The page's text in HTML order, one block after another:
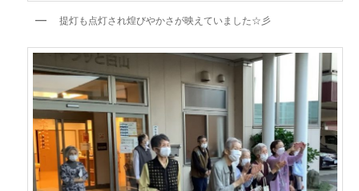
提灯も点灯され煌びやかさが映えていました☆彡